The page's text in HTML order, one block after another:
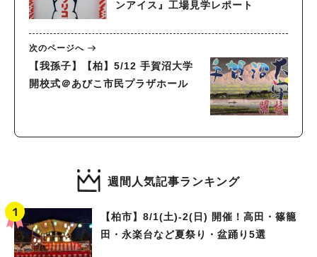
ンアイス』工場見学レポート
次のページへ
【我孫子】【柏】5/12 手賀沼大学
開校式＠あびこ市民プラザホール
週間人気記事ランキング
【柏市】8/1(土)‐2(日) 開催！高田・篠籠
田・永楽台など夏祭り・盆踊り5選